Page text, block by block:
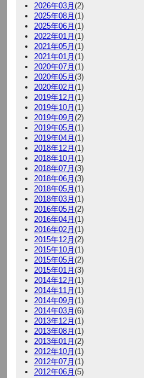
2026年03月(2)
2025年08月(1)
2025年06月(1)
2022年01月(1)
2021年05月(1)
2021年01月(1)
2020年07月(1)
2020年05月(3)
2020年02月(1)
2019年12月(1)
2019年10月(1)
2019年09月(2)
2019年05月(1)
2019年04月(1)
2018年12月(1)
2018年10月(1)
2018年07月(3)
2018年06月(3)
2018年05月(1)
2018年03月(1)
2016年05月(2)
2016年04月(1)
2016年02月(1)
2015年12月(2)
2015年10月(1)
2015年05月(2)
2015年01月(3)
2014年12月(1)
2014年11月(1)
2014年09月(1)
2014年03月(6)
2013年12月(1)
2013年08月(1)
2013年01月(2)
2012年10月(1)
2012年07月(1)
2012年06月(5)